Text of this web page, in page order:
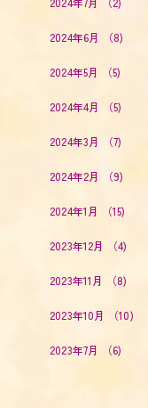
2024年6月 （8)
2024年5月 （5)
2024年4月 （5)
2024年3月 （7)
2024年2月 （9)
2024年1月 （15)
2023年12月 （4)
2023年11月 （8)
2023年10月 （10)
2023年7月 （6)